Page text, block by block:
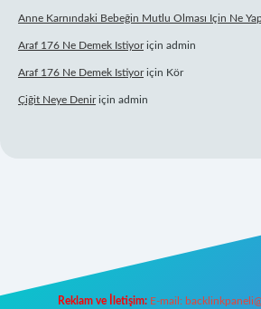
Anne Karnındaki Bebeğin Mutlu Olması Için Ne
Araf 176 Ne Demek Istiyoriçin admin
Araf 176 Ne Demek Istiyoriçin Kör
Çiğit Neye Deniriçin admin
Reklam ve İletişim: E-mail: